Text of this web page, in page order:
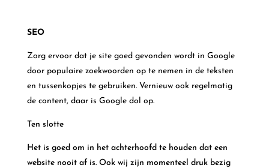
SEO
Zorg ervoor dat je site goed gevonden wordt in Google
door populaire zoekwoorden op te nemen in de teksten
en tussenkopjes te gebruiken. Vernieuw ook regelmatig
de content, daar is Google dol op.
Ten slotte
Het is goed om in het achterhoofd te houden dat een
website nooit af is. Ook wij zijn momenteel druk bezig